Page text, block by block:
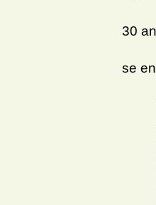
30
se